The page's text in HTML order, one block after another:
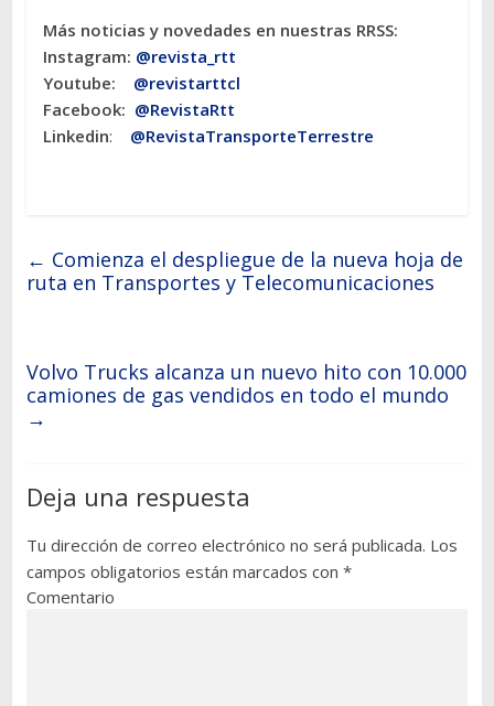
Más noticias y novedades en nuestras RRSS:
Instagram: @revista_rtt
Youtube: @revistarttcl
Facebook: @RevistaRtt
Linkedin: @RevistaTransporteTerrestre
← Comienza el despliegue de la nueva hoja de
ruta en Transportes y Telecomunicaciones
Volvo Trucks alcanza un nuevo hito con 10.000
camiones de gas vendidos en todo el mundo
→
Deja una respuesta
Tu dirección de correo electrónico no será publicada. Los
campos obligatorios están marcados con *
Comentario